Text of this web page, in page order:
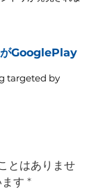
がGooglePlay
targeted by
とはありませ
す *